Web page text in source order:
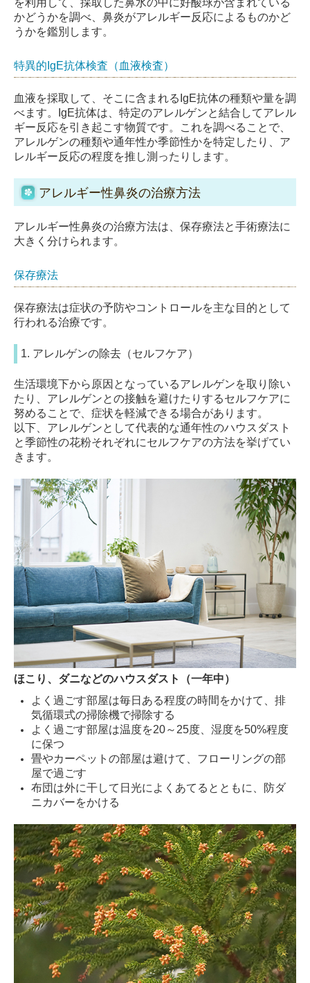
を利用して、採取した鼻水の中に好酸球が含まれている
かどうかを調べ、鼻炎がアレルギー反応によるものかど
うかを鑑別します。
特異的IgE抗体検査（血液検査）
血液を採取して、そこに含まれるIgE抗体の種類や量を調
べます。IgE抗体は、特定のアレルゲンと結合してアレル
ギー反応を引き起こす物質です。これを調べることで、
アレルゲンの種類や通年性か季節性かを特定したり、ア
レルギー反応の程度を推し測ったりします。
アレルギー性鼻炎の治療方法
アレルギー性鼻炎の治療方法は、保存療法と手術療法に
大きく分けられます。
保存療法
保存療法は症状の予防やコントロールを主な目的として
行われる治療です。
1. アレルゲンの除去（セルフケア）
生活環境下から原因となっているアレルゲンを取り除い
たり、アレルゲンとの接触を避けたりするセルフケアに
努めることで、症状を軽減できる場合があります。
以下、アレルゲンとして代表的な通年性のハウスダスト
と季節性の花粉それぞれにセルフケアの方法を挙げてい
きます。
ほこり、ダニなどのハウスダスト（一年中）
よく過ごす部屋は毎日ある程度の時間をかけて、排
気循環式の掃除機で掃除する
よく過ごす部屋は温度を20～25度、湿度を50%程度
に保つ
畳やカーペットの部屋は避けて、フローリングの部
屋で過ごす
布団は外に干して日光によくあてるとともに、防ダ
ニカバーをかける